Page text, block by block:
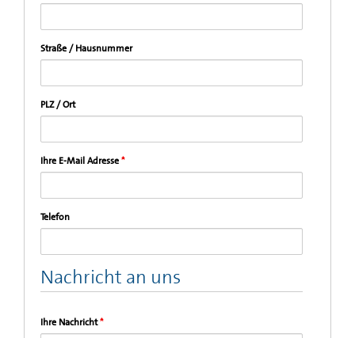
Straße / Hausnummer
PLZ / Ort
Ihre E-Mail Adresse*
Telefon
Nachricht an uns
Ihre Nachricht*